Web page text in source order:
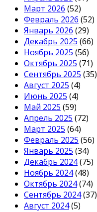
Март 2026 (52)
Февраль 2026 (52)
Январь 2026 (29)
Декабрь 2025 (66)
Ноябрь 2025 (56)
Октябрь 2025 (71)
Сентябрь 2025 (35)
Август 2025 (4)
Июнь 2025 (4)
Май 2025 (59)
Апрель 2025 (72)
Март 2025 (64)
Февраль 2025 (56)
Январь 2025 (34)
Декабрь 2024(75)
Ноябрь 2024(48)
Октябрь 2024(74)
Сентябрь 2024(37)
Август 2024(5)